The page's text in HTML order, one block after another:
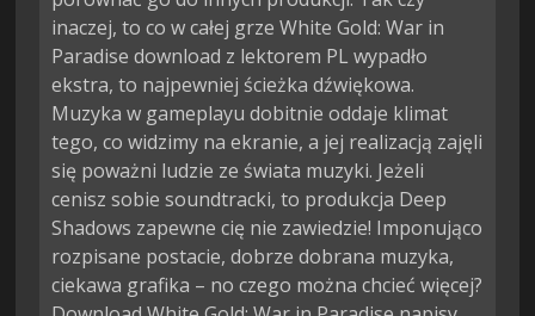
inaczej, to co w całej grze White Gold: War in
Paradise download z lektorem PL wypadło
ekstra, to najpewniej ścieżka dźwiękowa.
Muzyka w gameplayu dobitnie oddaje klimat
tego, co widzimy na ekranie, a jej realizacją zajęli
się poważni ludzie ze świata muzyki. Jeżeli
cenisz sobie soundtracki, to produkcja Deep
Shadows zapewne cię nie zawiedzie! Imponująco
rozpisane postacie, dobrze dobrana muzyka,
ciekawa grafika – no czego można chcieć więcej?